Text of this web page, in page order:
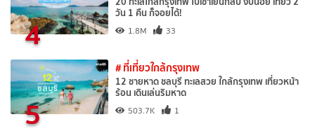
4 วัน 1 คืน ก็จอยได้!
1.8M 33
5
# ที่เที่ยวใกล้กรุงเทพ
12 ชายหาด ชลบุรี ทะเลสวย ใกล้กรุงเทพ เที่ยวหน้า
ร้อน เดินเล่นริมหาด
503.7K 1